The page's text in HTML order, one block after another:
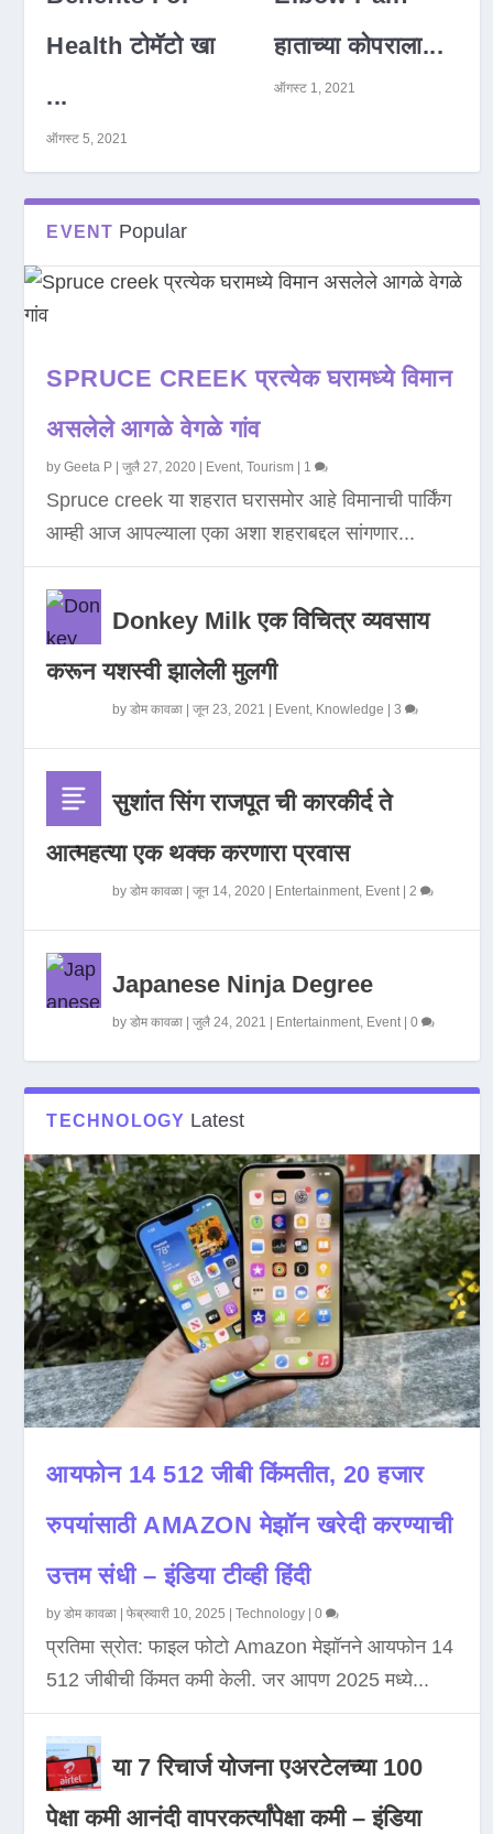
Health टोमॅटो खा
...
ऑगस्ट 5, 2021
हाताच्या कोपराला...
ऑगस्ट 1, 2021
EVENT Popular
SPRUCE CREEK प्रत्येक घरामध्ये विमान
असलेले आगळे वेगळे गांव
byGeeta P |जुलै 27, 2020 Event,Tourism 1
Spruce creek या शहरात घरासमोर आहे विमानाची पार्किंग
आम्ही आज आपल्याला एका अशा शहराबद्दल सांगणार...
Donkey Milk एक विचित्र व्यवसाय
करून यशस्वी झालेली मुलगी
byडोम कावळा |जून 23, 2021 Event, Knowledge |3
सुशांत सिंग राजपूत ची कारकीर्द ते
आत्महत्या एक थक्क करणारा प्रवास
byडोम कावळा |जून 14, 2020 Entertainment, Event|2
Japanese Ninja Degree
byडोम कावळा |जुलै 24, 2021 Entertainment, Event|0
TECHNOLOGY Latest
आयफोन 14 512 जीबी किंमतीत, 20 हजार
रुपयांसाठी AMAZON मेझॉन खरेदी करण्याची
उत्तम संधी – इंडिया टीव्ही हिंदी
byडोम कावळा |फेब्रुवारी 10, 2025 |Technology |0
प्रतिमा स्रोत: फाइल फोटो Amazon मेझॉनने आयफोन 14
512 जीबीची किंमत कमी केली. जर आपण 2025 मध्ये...
या 7 रिचार्ज योजना एअरटेलच्या 100
पेक्षा कमी आनंदी वापरकर्त्यांपेक्षा कमी – इंडिया